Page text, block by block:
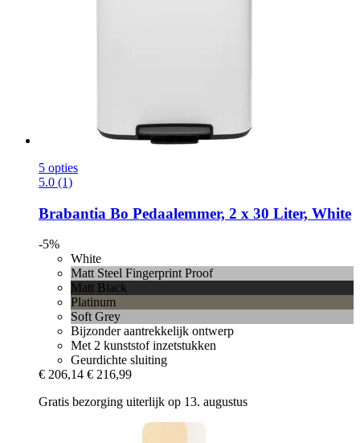
5 opties
5.0 (1)
Brabantia Bo Pedaalemmer, 2 x 30 Liter, White
-5%
White
Matt Steel Fingerprint Proof
Matt Black
Platinum
Soft Grey
Bijzonder aantrekkelijk ontwerp
Met 2 kunststof inzetstukken
Geurdichte sluiting
€ 206,14 € 216,99
Gratis bezorging uiterlijk op 13. augustus